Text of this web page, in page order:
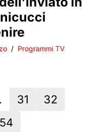
Programmi TV
31
32
54